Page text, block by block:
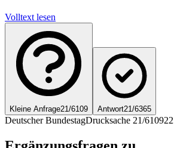
Volltext lesen
Kleine Anfrage21/6109 Antwort21/6365
Deutscher BundestagDrucksache 21/6109